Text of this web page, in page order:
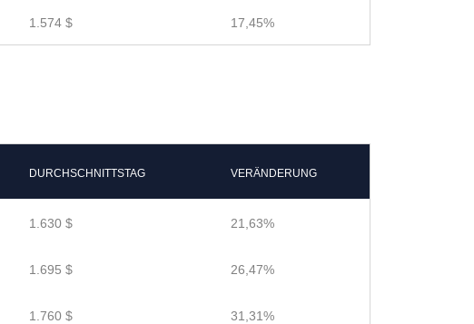
1.574 $ 17,45%
DURCHSCHNITTSTAG VERÄNDERUNG
1.630 $ 21,63%
1.695 $ 26,47%
1.760 $ 31,31%